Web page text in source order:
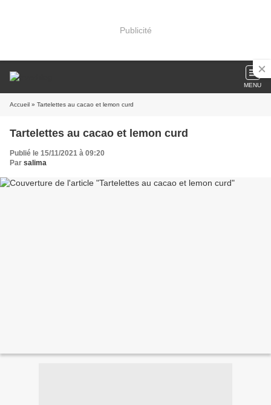
Publicité
MENU
Accueil » Tartelettes au cacao et lemon curd
Tartelettes au cacao et lemon curd
Publié le 15/11/2021 à 09:20
Par salima